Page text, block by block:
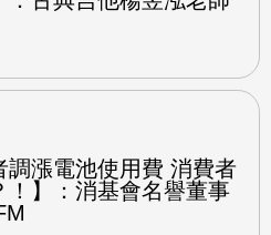
調漲電池使用費 消費者
！】：消基會名譽董事